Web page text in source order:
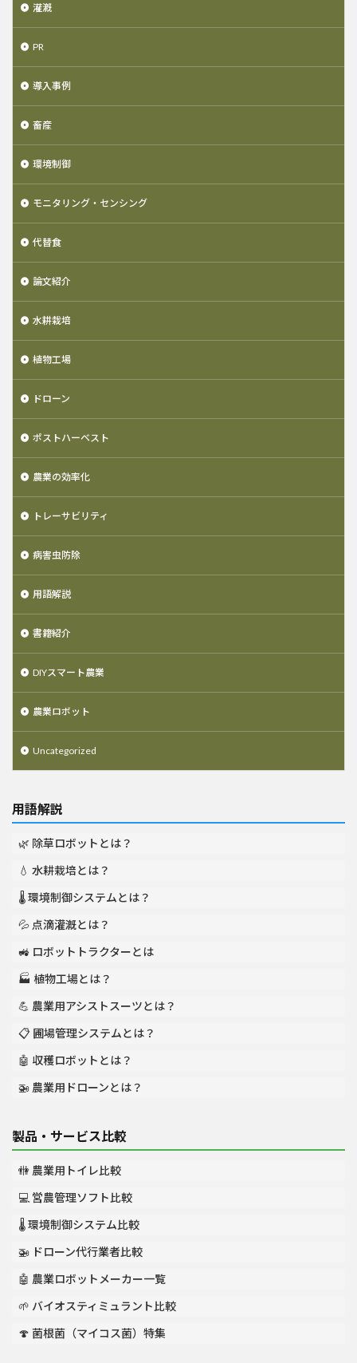
灌漑
PR
導入事例
畜産
環境制御
モニタリング・センシング
代替食
論文紹介
水耕栽培
植物工場
ドローン
ポストハーベスト
農業の効率化
トレーサビリティ
病害虫防除
用語解説
書籍紹介
DIYスマート農業
農業ロボット
Uncategorized
用語解説
🌿 除草ロボットとは？
💧 水耕栽培とは？
🌡️ 環境制御システムとは？
💦 点滴灌漑とは？
🚜 ロボットトラクターとは
🏭 植物工場とは？
💪 農業用アシストスーツとは？
📋 圃場管理システムとは？
🤖 収穫ロボットとは？
🚁 農業用ドローンとは？
製品・サービス比較
🚻 農業用トイレ比較
💻 営農管理ソフト比較
🌡️ 環境制御システム比較
🚁 ドローン代行業者比較
🤖 農業ロボットメーカー一覧
🌱 バイオスティミュラント比較
🍄 菌根菌（マイコス菌）特集